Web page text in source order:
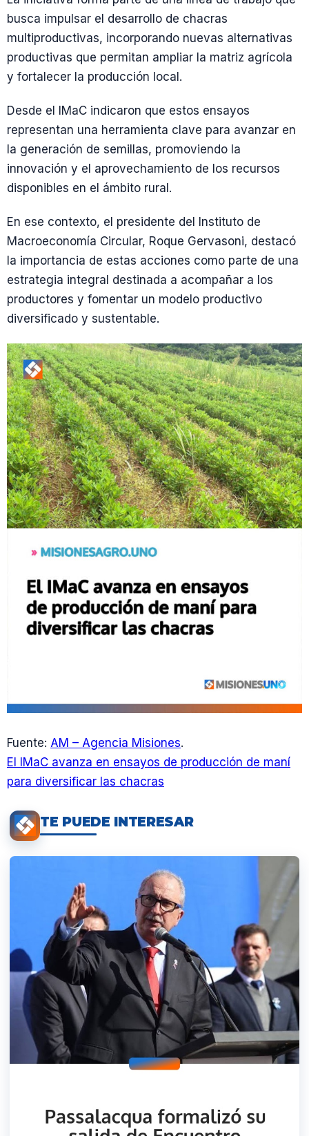
busca impulsar el desarrollo de chacras
multiproductivas, incorporando nuevas alternativas
productivas que permitan ampliar la matriz agrícola
y fortalecer la producción local.
Desde el IMaC indicaron que estos ensayos
representan una herramienta clave para avanzar en
la generación de semillas, promoviendo la
innovación y el aprovechamiento de los recursos
disponibles en el ámbito rural.
En ese contexto, el presidente del Instituto de
Macroeconomía Circular, Roque Gervasoni, destacó
la importancia de estas acciones como parte de una
estrategia integral destinada a acompañar a los
productores y fomentar un modelo productivo
diversificado y sustentable.
Fuente: AM – Agencia Misiones.
El IMaC avanza en ensayos de producción de maní
para diversificar las chacras
TE PUEDE INTERESAR